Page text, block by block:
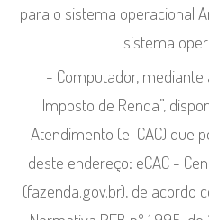
para o sistema operacional
sistema
- Computador, mediante
Imposto de Renda”,
Atendimento (e-CAC) que
deste endereço: eCAC -
(fazenda.gov.br), de acordo